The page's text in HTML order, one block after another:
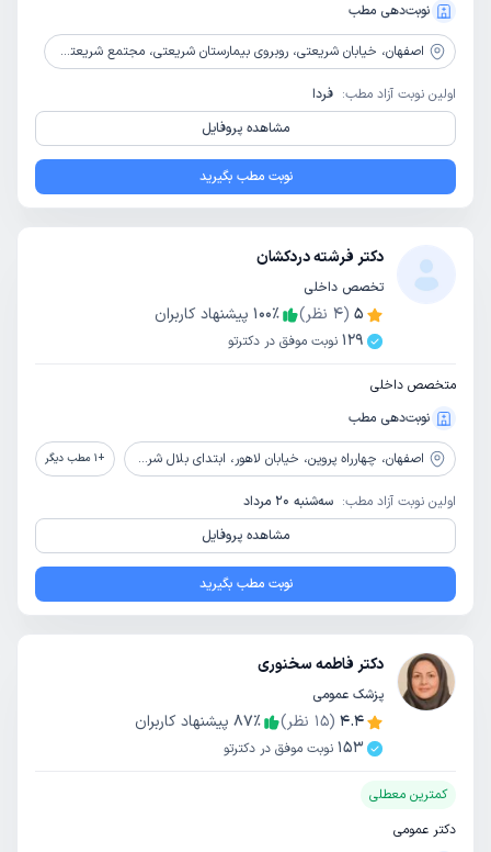
نوبت‌دهی مطب
اصفهان، خیابان شریعتی، روبروی بیمارستان شریعتی، مجتمع شریعتی، طبقه 1، واحد 13
اولین نوبت آزاد مطب: فردا
مشاهده پروفایل
نوبت مطب بگیرید
دکتر فرشته دردکشان
تخصص داخلی
5
(
4 نظر) 100٪
پیشنهاد کاربران
129 نوبت موفق در دکترتو
متخصص داخلی
نوبت‌دهی مطب
اصفهان، چهارراه پروین، خیابان لاهور، ابتدای بلال شرقی، درمانگاه تخصص داخلی آل ابراهیم وابسته به موسسه خیریه دیابت +
1 مطب دیگر
اولین نوبت آزاد مطب: سه‌شنبه 20 مرداد
مشاهده پروفایل
نوبت مطب بگیرید
دکتر فاطمه سخنوری
پزشک عمومی
4.4
(
15 نظر) 87٪
پیشنهاد کاربران
153 نوبت موفق در دکترتو
کمترین معطلی
دکتر عمومی